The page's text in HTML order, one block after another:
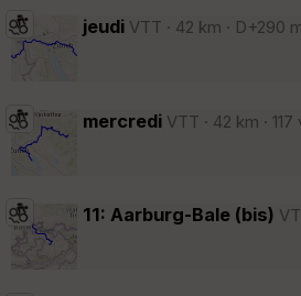
jeudi VTT · 42 km · D+290
mercredi VTT · 42 km ·
11: Aarburg-Bale (bis)